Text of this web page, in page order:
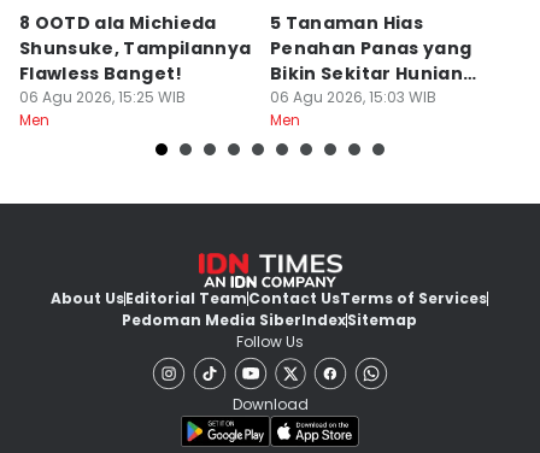
8 OOTD ala Michieda
Shunsuke, Tampilannya
Flawless Banget!
06 Agu 2026, 15:25 WIB
Men
5 Tanaman Hias
Penahan Panas yang
Bikin Sekitar Hunian
Tampak Adem
06 Agu 2026, 15:03 WIB
Men
About UsEditorial TeamContact UsTerms of Services
Pedoman Media SiberIndexSitemap
Follow Us
Download